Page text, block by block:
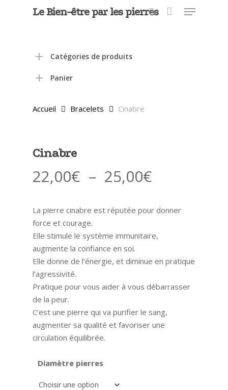
Le Bien-être par les pierres Menu
Catégories de produits
Panier
Accueil Bracelets Cinabre
Cinabre
22,00€ – 25,00€
prix :
à
La pierre cinabre est réputée pour donner
force et courage.
Elle stimule le système immunitaire,
augmente la confiance en soi.
Elle donne de l’énergie, et diminue en pratique
l’agressivité.
Pratique pour vous aider à vous débarrasser
de la peur.
C’est une pierre qui va purifier le sang,
augmenter sa qualité et favoriser une
circulation équilibrée.
Diamètre pierres